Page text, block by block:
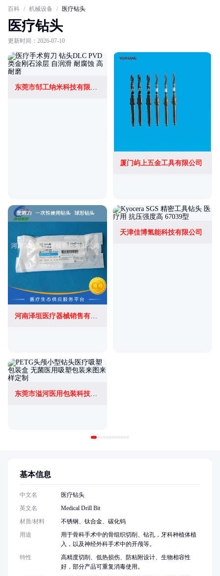
百科 / 机械设备 / 医疗钻头
医疗钻头
更新时间：2026-07-10
东莞市邹工纳米科技有限公司
厦门屿上五金工具有限公司
河南泽垣医疗器械销售有限公司
天津佳博氢能科技有限公司
基本信息
中文名
医疗钻头
英文名
Medical Drill Bit
材质/材料
不锈钢、钛合金、碳化钨
用途
用于骨科手术中的骨组织切削、钻孔，牙科种植体植
入，以及神经外科手术中的开颅等。
特性
高精度切削、低热损伤、防粘附设计、生物相容性
好，部分产品可重复消毒使用。